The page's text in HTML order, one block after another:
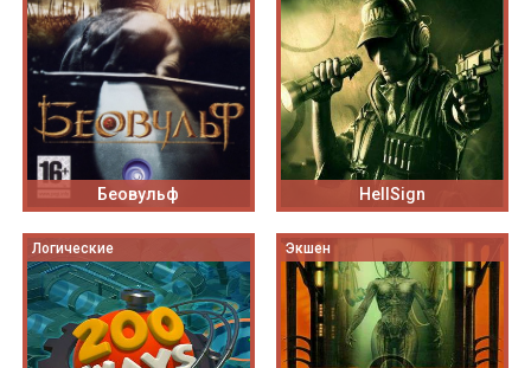
Беовульф HellSign
Логические Экшен